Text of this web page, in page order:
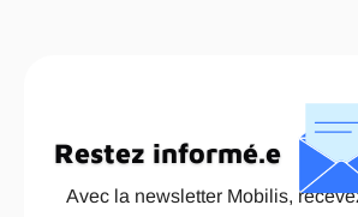
Restez informé.e
Avec la newsletter Mobilis,